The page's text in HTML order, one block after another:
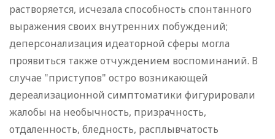
растворяется, исчезала способность спонтанного
выражения своих внутренних побуждений;
деперсонализация идеаторной сферы могла
проявиться также отчуждением воспоминаний. В
случае "приступов" остро возникающей
дереализационной симптоматики фигурировали
жалобы на необычность, призрачность,
отдаленность, бледность, расплывчатость